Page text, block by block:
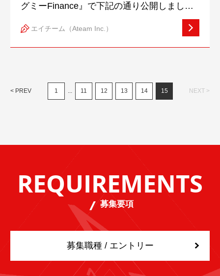
グミーFinance』で下記の通り公開しまし
た。エイチーム、「cyma」の譲渡により前
https://youtu.be/8hMXk5I9kVk 続きをみる
エイチーム（Ateam Inc.）
< PREV 1 ... 11 12 13 14 15 NEXT >
REQUIREMENTS
募集要項
募集職種 / エントリー